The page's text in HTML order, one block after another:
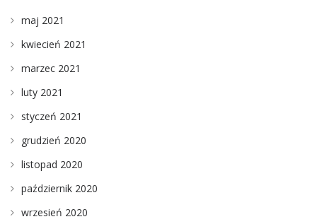
maj 2021
kwiecień 2021
marzec 2021
luty 2021
styczeń 2021
grudzień 2020
listopad 2020
październik 2020
wrzesień 2020